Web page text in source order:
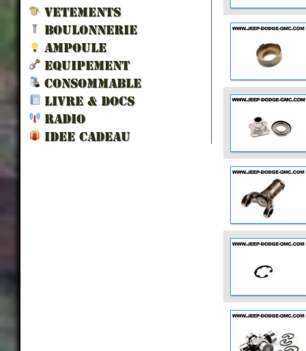
VETEMENTS
BOULONNERIE
AMPOULE
EQUIPEMENT
CONSOMMABLE
LIVRE & DOCS
RADIO
IDEE CADEAU